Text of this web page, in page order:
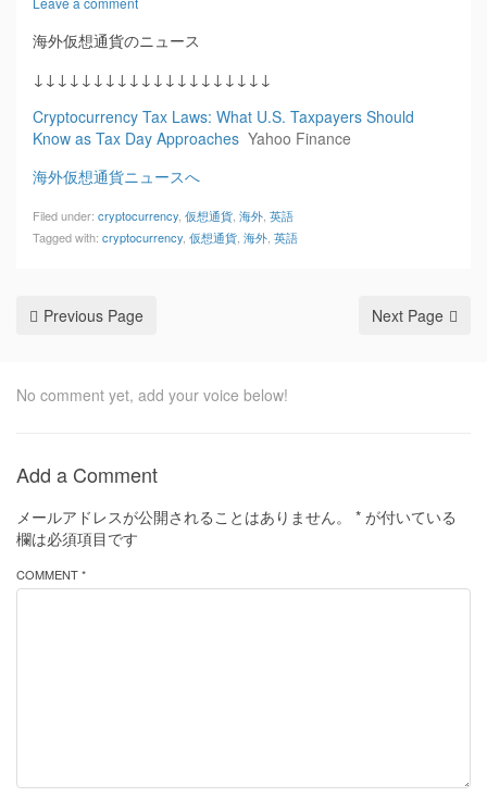
海外仮想通貨のニュース
↓↓↓↓↓↓↓↓↓↓↓↓↓↓↓↓↓↓↓↓
Cryptocurrency Tax Laws: What U.S. Taxpayers Should
Know as Tax Day Approaches Yahoo Finance
海外仮想通貨ニュースへ
Filed under: cryptocurrency 仮想通貨 海外 英語
Tagged with: cryptocurrency 仮想通貨 海外 英語
Previous Page Next Page
No comment yet, add your voice below!
Add a Comment
メールアドレスが公開されることはありません。 * が付いている
欄は必須項目です
COMMENT *